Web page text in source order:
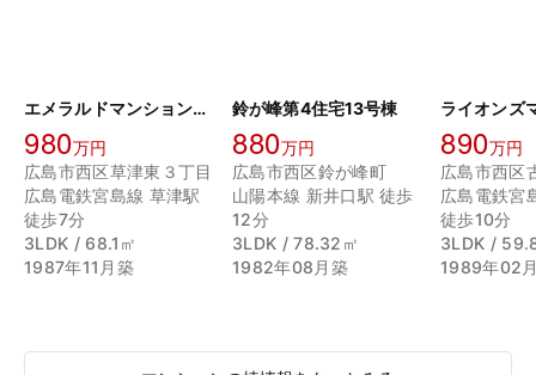
エメラルドマンション草津東三丁目
980万円
広島市西区草津東３丁目
広島電鉄宮島線 草津駅
徒歩7分
3LDK / 68.1㎡
1987年11月築
鈴が峰第4住宅13号棟
880万円
広島市西区鈴が峰町
山陽本線 新井口駅 徒歩
12分
3LDK / 78.32㎡
1982年08月築
890万円
広島市西区
広島電鉄宮
徒歩10分
3LDK /
1989年02